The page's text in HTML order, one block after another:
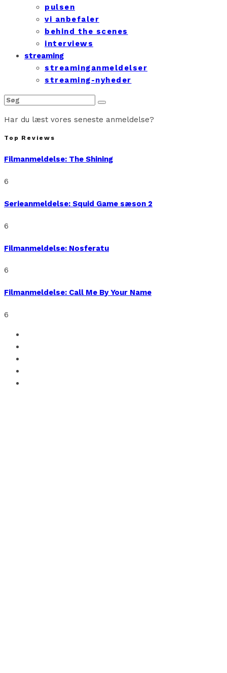
pulsen
vi anbefaler
behind the scenes
interviews
streaming
streaminganmeldelser
streaming-nyheder
Har du læst vores seneste anmeldelse?
Top Reviews
Filmanmeldelse: The Shining
6
Serieanmeldelse: Squid Game sæson 2
6
Filmanmeldelse: Nosferatu
6
Filmanmeldelse: Call Me By Your Name
6